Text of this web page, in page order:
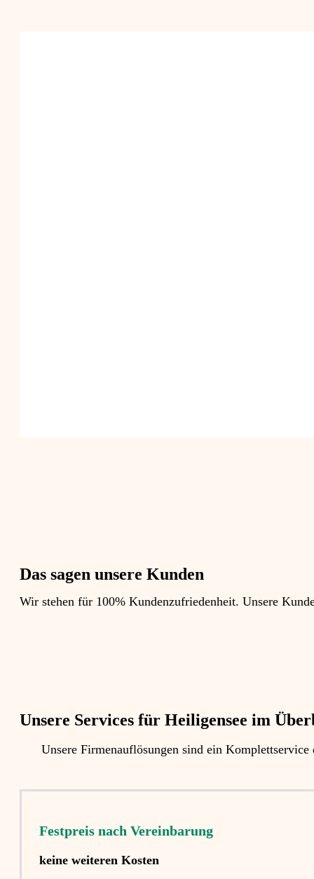
Das sagen unsere Kunden
Wir stehen für 100% Kundenzufriedenheit. Unsere
Unsere Services für Heiligensee im
Unsere Firmenauflösungen sind ein
Festpreis nach Vereinbarung
keine weiteren Kosten